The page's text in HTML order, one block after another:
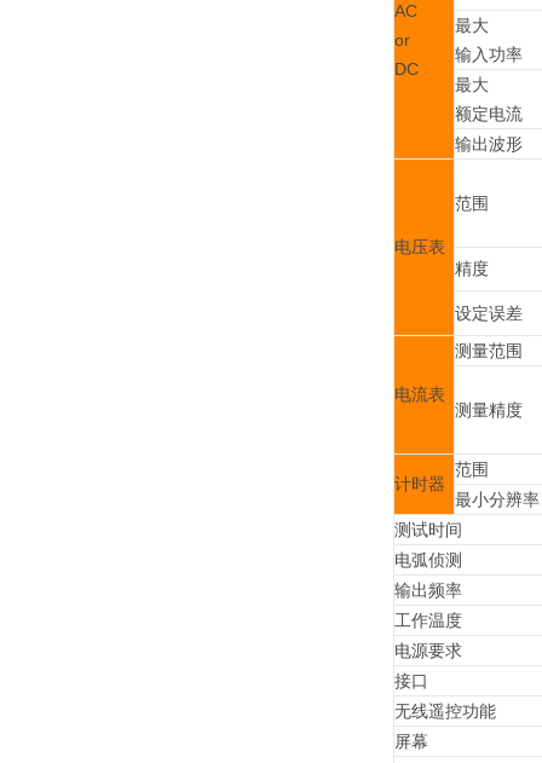
AC
or
DC
最大
输入功率
最大
额定电流
输出波形
电压表
范围
精度
设定误差
电流表
测量范围
测量精度
计时器
范围
最小分辨率
测试时间
电弧侦测
输出频率
工作温度
电源要求
接口
无线遥控功能
屏幕